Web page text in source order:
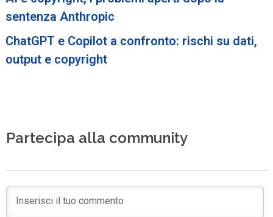
sentenza Anthropic
ChatGPT e Copilot a confronto: rischi su dati,
output e copyright
Partecipa alla community